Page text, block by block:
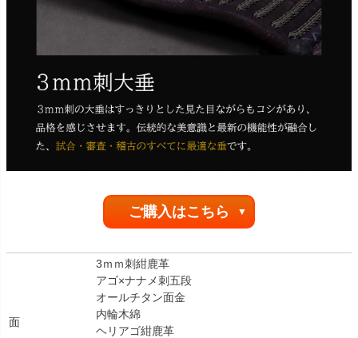
ご購入はこちら
面
3ｍｍ刺紺鹿革
アゴ×ナナメ刺五段
オールチタン面金
内輪木綿
ヘリアゴ紺鹿革